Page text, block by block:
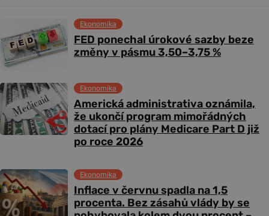
FED ponechal úrokové sazby beze
změny v pásmu 3,50–3,75 %
Ekonomika
Americká administrativa oznámila,
že ukončí program mimořádných
dotací pro plány Medicare Part D již
po roce 2026
Ekonomika
Inflace v červnu spadla na 1,5
procenta. Bez zásahů vlády by se
Ekonomika